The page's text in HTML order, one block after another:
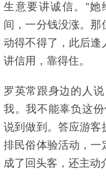
生意要讲诚信。”
间，一分钱没涨。
动得不得了，此后逢
讲信用，靠得住。
罗英常跟身边的人
我。我不能辜负这
说到做到。答应游客
排民俗体验活动，一
成了回头客，还主动